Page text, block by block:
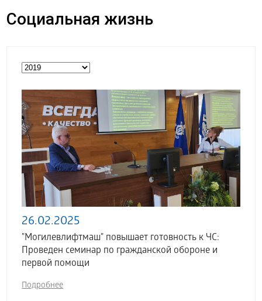
Социальная жизнь
26.02.2025
"Могилевлифтмаш" повышает готовность к ЧС:
Проведен семинар по гражданской обороне и
первой помощи
Подробнее